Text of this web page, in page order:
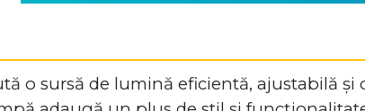
o sursă de lumină eficientă, ajustabilă și